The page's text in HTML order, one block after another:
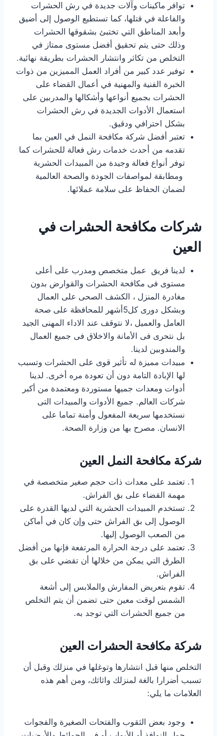
توافر ماكينات وآلات جديدة في رش الحشرات
والفاعلة في قتلها، كما تستطيع الوصول إلى أضيق
وأبعد المناطق التي تختبئ بشقوقها الحشرات
وذلك حتى يتم تحقيق أفضل مستوى ممتاز في
التخلص من تكاثر وانتشار الحشرات بطريقة نهائية.
توفير عدد كبير من أفراد العمل المميزين من ذوات
الخبرة الفنية والمهنية في أعمال القضاء على
الحشرات بجميع أنواعها وأشكالها والمدربين على
استعمال الأدوات الجديدة في رش الحشرات
بشكل احترافي ودقيق.
تعتبر أفضل شركة مكافحة النمل في العين بما
تقدمه من أحدث خدمات رش فعالة للحشرات كما
توفر أنواع فعالة وجيدة من المبيدات الحشرية
ومطابقة لمواصفات الجودة والصحة العالمية
لضمان الحفاظ على سلامة عملائها.
شركات مكافحة الحشرات في
العين
لدينا فريق عمل متخصص ومدرب على أعلى
مستوى فى مكافحة الحشرات والقوارض بدون
مغادرة المنزل ، الكشف الصحى على العمال
وبشكل دورى كل5أشهر للمحافظة على صحة
العامل والعميل ،لا نتوقف عند الاداء المهنى الجيد
بل نتحرى فى الأمانة والاخلاق فى جميع العمال
والمندوبين لدينا.
مبيدات مميزة له تأثير قوى على الحشرات وتسبب
لها الإبادة التامة دون أن تعودة مره أخرى. لدينا
أدوات ومعدات جميها مستوردة ومعتمدة من أكبر
شركات العالم. جميع الأدوات والمبيدات التى
نستخدمها سريعة المفعول وأمنة تماما على
الانسان. مصرح بها من وزارة الصحة.
شركة مكافحة النمل العين
تعتمد على معدات ذات حجم صغير متخصصة في
مهمة القضاء على بق الفراش.
تستخدم المبيدات الحشرية التي لديها القدرة على
الوصول إلى بق الفراش حتى وإن كان في أماكن
من الصعب الوصول إليها.
تعتمد على درجة الحرارة المرتفعة فإنها من أفضل
الطرق التي يمكن من خلالها أن تقضي على بق
الفراش.
تقوم بتعريض المفارش والملابس إلى أشعة
الشمس لوقت معين حتى تضمن أن يتم التخلص
من جميع الحشرات التي توجد به.
شركة مكافحة الحشرات العين
التخلص منها قبل انتشارها وتوغلها في منزلك وقبل أن
تسبب أضرارا بالغة لمنزلك واثاثك، ومن أهم هذه
العلامات ما يلي:
وجود بعض الثقوب والفتحات الصغيرة والفجوات